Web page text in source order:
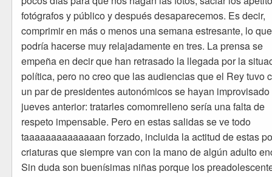
fotógrafos y público y después desaparecemos. Es decir,
comprimir en más o menos una semana estresante, lo que
podría hacerse muy relajadamente en tres. La prensa se
empeña en decir que han retrasado la llegada por la
política, pero no creo que las audiencias que el Rey tuvo
un par de presidentes autonómicos se hayan
jueves anterior: tratarles comomrelleno sería una falta de
respeto impensable. Pero en estas salidas se ve todo
taaaaaaaaaaaaaan forzado, incluida la actitud de estas
criaturas que siempre van con la mano de algún adulto
Sin duda son buenísimas niñas porque los